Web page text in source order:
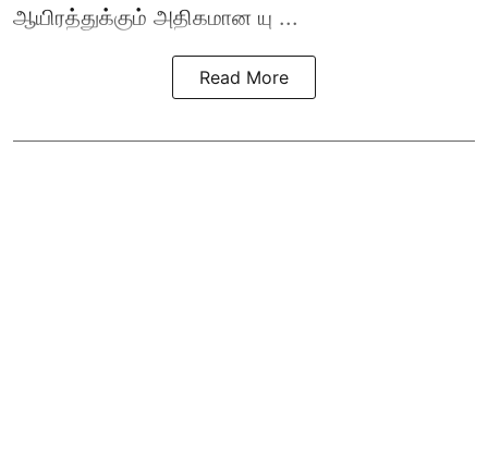
ஆயிரத்துக்கும் அதிகமான யு ...
Read More